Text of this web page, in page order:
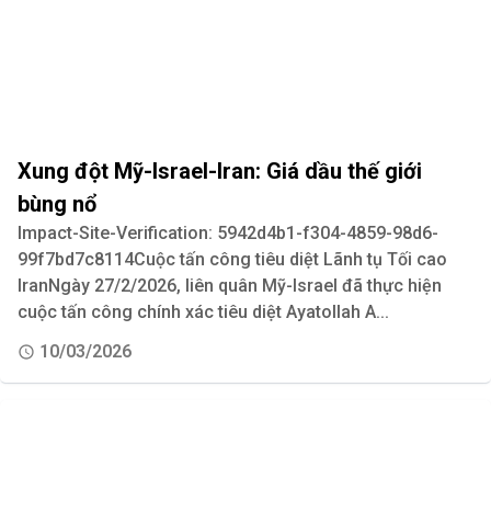
Xung đột Mỹ-Israel-Iran: Giá dầu thế giới
bùng nổ
Impact-Site-Verification: 5942d4b1-f304-4859-98d6-
99f7bd7c8114Cuộc tấn công tiêu diệt Lãnh tụ Tối cao
IranNgày 27/2/2026, liên quân Mỹ-Israel đã thực hiện
cuộc tấn công chính xác tiêu diệt Ayatollah A...
10/03/2026